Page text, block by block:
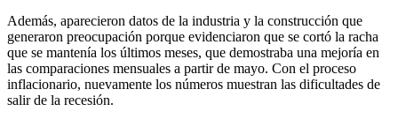
Además, aparecieron datos de la industria y la construcción que
generaron preocupación porque evidenciaron que se cortó la racha
que se mantenía los últimos meses, que demostraba una mejoría en
las comparaciones mensuales a partir de mayo. Con el proceso
inflacionario, nuevamente los números muestran las dificultades de
salir de la recesión.